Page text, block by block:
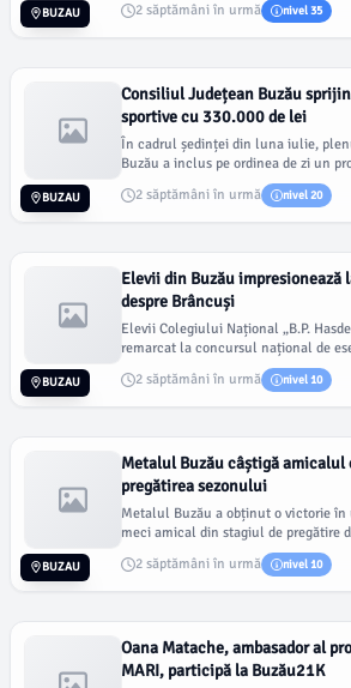
2 săptămâni în urmă
nivel 35
BUZAU
Consiliul Județean Buzău
sportive cu 330.000 de lei
În cadrul ședinței din luna iulie,
Buzău a inclus pe ordinea de zi un
2 săptămâni în urmă
nivel 20
BUZAU
Elevii din Buzău impresionează
despre Brâncuși
Elevii Colegiului Național „B.P.
remarcat la concursul național de
2 săptămâni în urmă nivel 10
BUZAU
Metalul Buzău câștigă amicalul
pregătirea sezonului
Metalul Buzău a obținut o victorie
meci amical din stagiul de pregătire
2 săptămâni în urmă
nivel 10
BUZAU
Oana Matache, ambasador al
MARI, participă la Buzău21K